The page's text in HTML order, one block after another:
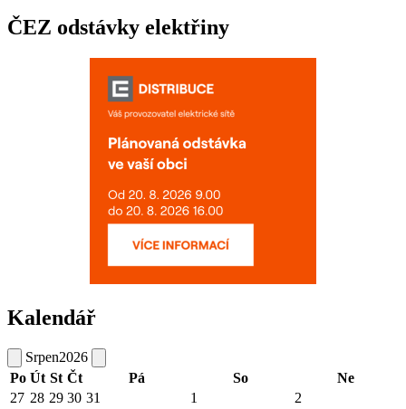
ČEZ odstávky elektřiny
Kalendář
Srpen2026
Po Út St Čt Pá So
Ne
27 28 29 30 31 1 2